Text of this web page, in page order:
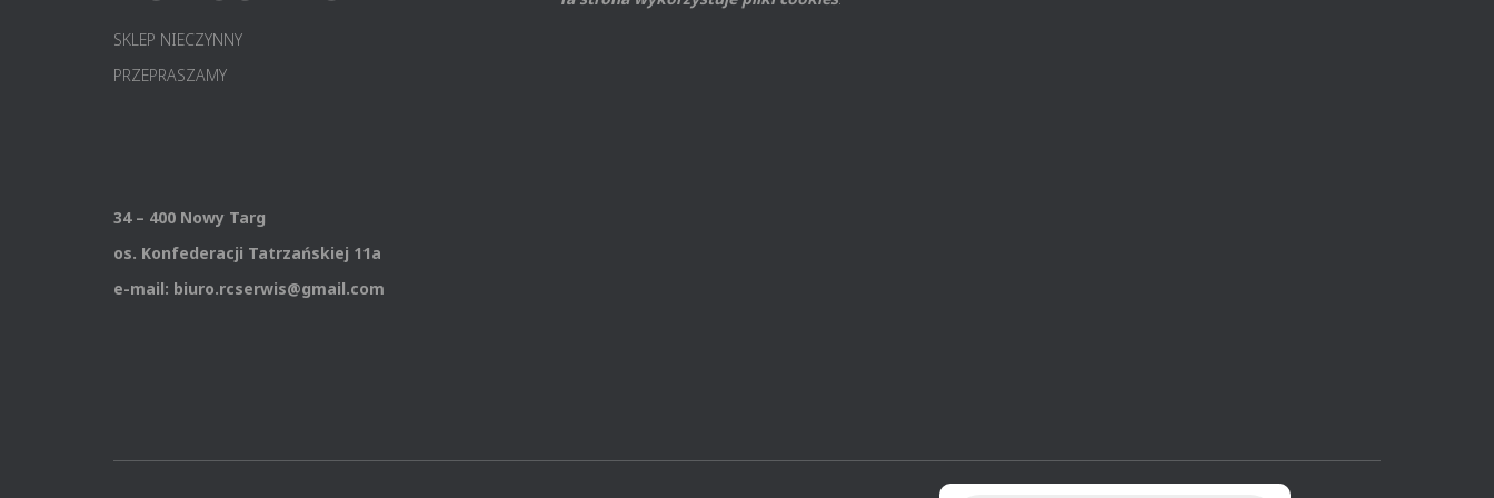
SKLEP NIECZYNNY
PRZEPRASZAMY
34 – 400 Nowy Targ
os. Konfederacji Tatrzańskiej 11a
e-mail: biuro.rcserwis@gmail.com